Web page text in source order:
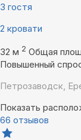
3 гостя
2 кровати
32 м 2 Общая
Повышенный
Петрозаводск,
Показать
66 отзывов